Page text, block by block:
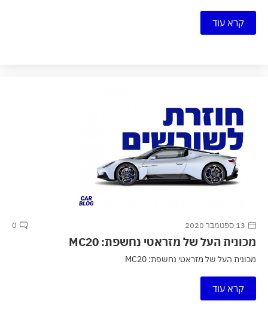
קרא עוד
13 ספטמבר 2020 0
מכונית העל של מזראטי נחשפת: MC20
מכונית העל של מזראטי נחשפת: MC20
קרא עוד